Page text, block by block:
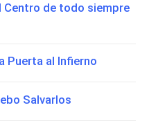
Centro de todo siempre
Puerta al Infierno
Salvarlos